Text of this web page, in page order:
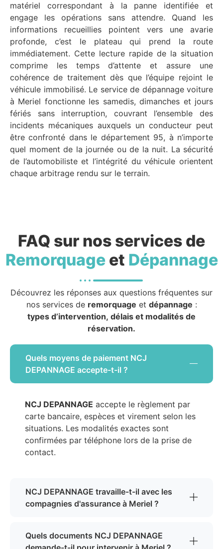
matériel correspondant à la panne identifiée et
engage les opérations sans attendre. Quand les
informations recueillies pointent vers une avarie
profonde, c’est le plateau qui prend la route
immédiatement. Cette lecture rapide de la situation
comprime les temps d’attente et assure une
cohérence de traitement dès que l’équipe rejoint le
véhicule immobilisé. Le service de dépannage voiture
à Meriel fonctionne les samedis, dimanches et jours
fériés sans interruption, couvrant l’ensemble des
incidents mécaniques auxquels un conducteur peut
être confronté dans le département 95, à n’importe
quel moment de la journée ou de la nuit. La sécurité
de l’automobiliste et l’intégrité du véhicule orientent
chaque arbitrage rendu sur le terrain.
FAQ sur nos services de
Remorquageet Dépannage
Découvrez les réponses aux questions fréquentes sur
nos services de remorquage et dépannage :
types d’intervention, délais et modalités de
réservation.
Quels moyens de paiement NCJ
DEPANNAGE accepte-t-il ?
NCJ DEPANNAGE accepte le règlement par
carte bancaire, espèces et virement selon les
situations. Les modalités exactes sont
confirmées par téléphone lors de la prise de
contact.
NCJ DEPANNAGE travaille-t-il avec les
compagnies d'assurance à Meriel ?
Quels documents NCJ DEPANNAGE